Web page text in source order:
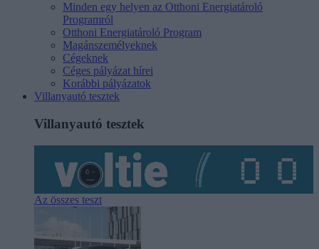
Minden egy helyen az Otthoni Energiatároló
Programról
Otthoni Energiatároló Program
Magánszemélyeknek
Cégeknek
Céges pályázat hírei
Korábbi pályázatok
Villanyautó tesztek
Villanyautó tesztek
Az összes teszt